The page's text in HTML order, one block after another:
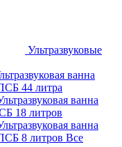
Ультразвуковые
ванна
44 литра
ванна
18 литров
ванна
8 литров Все